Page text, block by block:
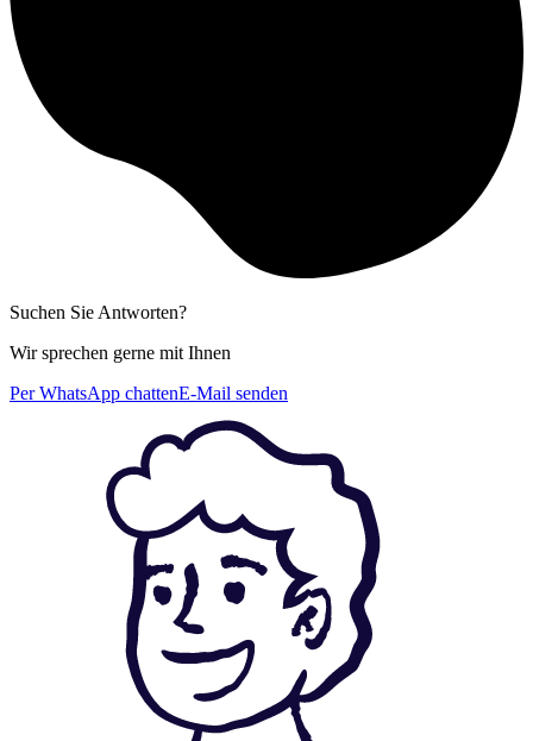
Suchen Sie Antworten?
Wir sprechen gerne mit Ihnen
Per WhatsApp chattenE-Mail senden